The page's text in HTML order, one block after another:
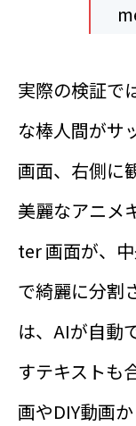
実際の検証で
な棒人間がサ
画面、右側に
美麗なアニメ
ter 画面が、
で綺麗に分割
は、AIが自動
すテキストも
画やDIY動画